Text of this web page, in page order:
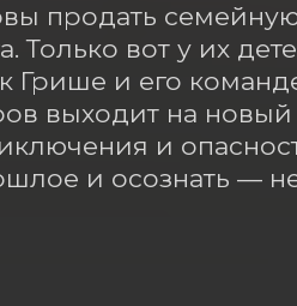
продать
Только вот у их
и его
выходит на новый
и
и осознать —